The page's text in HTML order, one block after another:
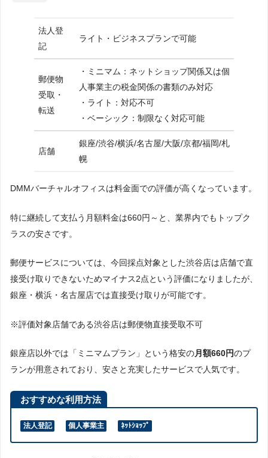
DMMバーチャルオフィス申し込みの流れ・概
DMMバーチャルオフィス申し込みの流れ・詳
DMMバーチャルオフィスのよくある疑問・質
問
バーチャルオフィスって何？簡単に説明して
欲しい
バーチャルオフィスは住所のみ無料で借りら
DMMバーチャルオフィスの解約方法は？
DMMバーチャルオフィス会員サイトのログイ
ンはどこからするの？
は？
DMMバーチャルオフィスで借りた住所で法人
登記は可能？
うなる？
DMMバーチャルオフィスはプラン変更できま
すか？
いますか？
DMMバーチャルオフィスのまとめ
超大手DMMだからできるサービス
法人登
記
ライト・ビジネスプランで可能
郵便物
受取・
転送
・ミニマム：ネットショップ関係又は個
人事業主の税金関係の書類のみ対応
・ライト：対応不可
・ベーシック：制限なく対応可能
店舗
銀座/渋谷/横浜/名古屋/大阪/京都/福岡/札
幌
DMMバーチャルオフィスは料金面での評価が高くなっています。
特に継続して支払う月額料金は660円～と、業界内でもトップク
ラスの安さです。
郵便サービスについては、今回採点対象とした渋谷店は店舗で直
接受け取りできないためマイナス2点という評価になりましたが、
銀座・横浜・名古屋店では直接受け取りが可能です。
※評価対象店舗である渋谷店は郵便物直接受取不可
銀座店以外では「ミニマムプラン」という格安の月額660円のプ
ランが用意されており、安さと充実したサービスで人気です。
おすすめな利用方法
法人登記 個人事業主 ﾈｯﾄｼｮｯﾌﾟ